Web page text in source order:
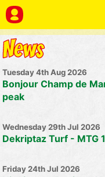
Tuesday 4th Aug 2026
Bonjour Champ de
peak
Wednesday 29th Jul 2026
Dekriptaz Turf - MTG
Friday 24th Jul 2026